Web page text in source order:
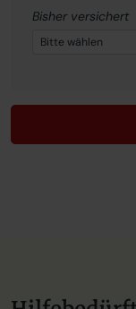
Bisher versichert